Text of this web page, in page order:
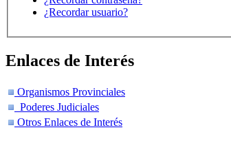
¿Recordar usuario?
Enlaces de Interés
Organismos Provinciales
Poderes Judiciales
Otros Enlaces de Interés